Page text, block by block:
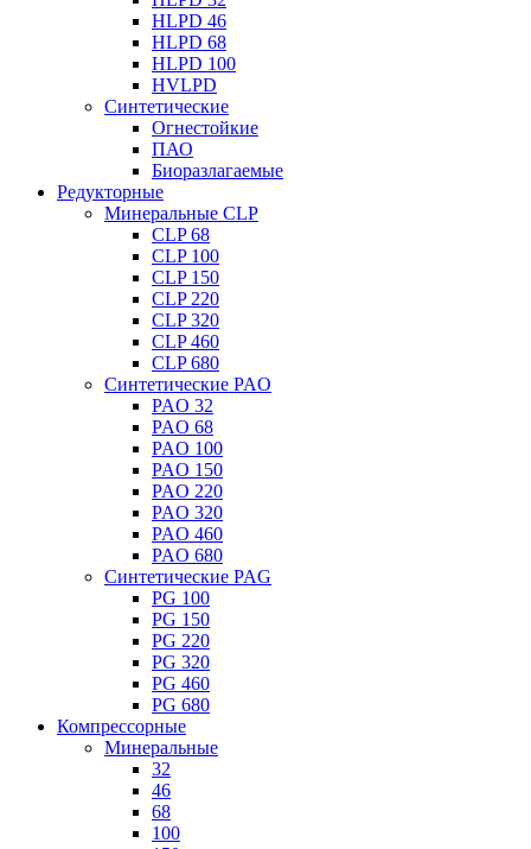
HLPD 46
HLPD 68
HLPD 100
HVLPD
Синтетические
Огнестойкие
ПАО
Биоразлагаемые
Редукторные
Минеральные CLP
CLP 68
CLP 100
CLP 150
CLP 220
CLP 320
CLP 460
CLP 680
Синтетические PAO
PAO 32
PAO 68
PAO 100
PAO 150
PAO 220
PAO 320
PAO 460
PAO 680
Синтетические PAG
PG 100
PG 150
PG 220
PG 320
PG 460
PG 680
Компрессорные
Минеральные
32
46
68
100